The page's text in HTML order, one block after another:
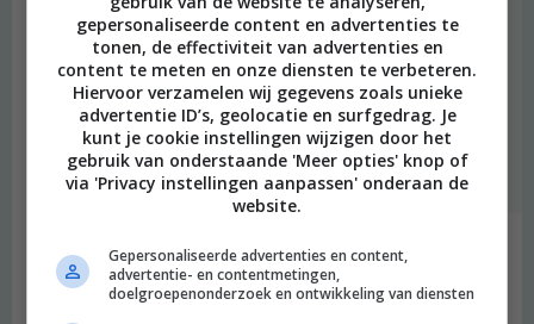
Merelschreef:
2017 OM
Hmm, dat klinkt best wel plausibel inderdaad. Nouja, hoe het
ook komt, het is gewoon vervelend en je moet leren er mee
om te gaan :)
Beantwoorden
Sabineschreef:
2017 OM
gepersonaliseerde content en advertenties te
tonen, de effectiviteit van advertenties en
content te meten en onze diensten te verbeteren.
Hiervoor verzamelen wij gegevens zoals unieke
advertentie ID’s, geolocatie en surfgedrag. Je
kunt je cookie instellingen wijzigen door het
gebruik van onderstaande 'Meer opties' knop of
via 'Privacy instellingen aanpassen' onderaan de
website.
Gepersonaliseerde advertenties en content,
advertentie- en contentmetingen,
doelgroepenonderzoek en ontwikkeling van diensten